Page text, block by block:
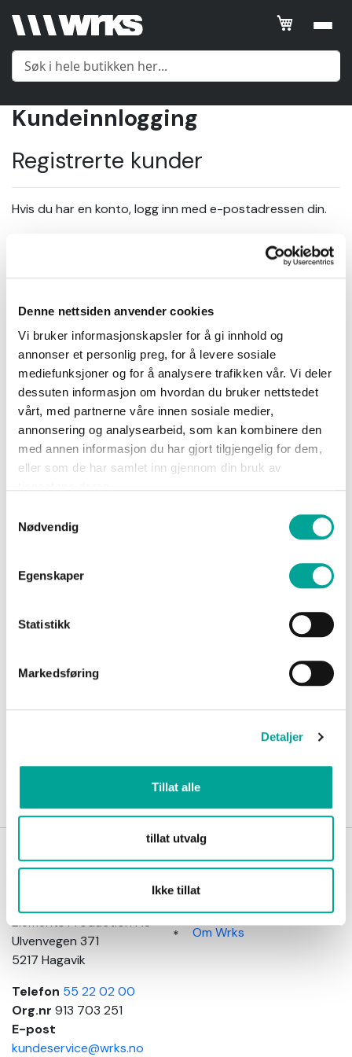
Denne nettsiden anvender cookies
Vi bruker informasjonskapsler for å gi innhold og
annonser et personlig preg, for å levere sosiale
mediefunksjoner og for å analysere trafikken vår. Vi deler
dessuten informasjon om hvordan du bruker nettstedet
vårt, med partnerne våre innen sosiale medier,
annonsering og analysearbeid, som kan kombinere den
med annen informasjon du har gjort tilgjengelig for dem,
eller som de har samlet inn gjennom din bruk av
Nødvendig
Egenskaper
Statistikk
Markedsføring
Detaljer
Tillat alle
tillat utvalg
Ikke tillat
Undertøy
Sko
Om
Wrks
inn
konto
Kundeinnlogging
Registrerte kunder
Hvis du har en konto, logg inn med e-postadressen din.
Passord
Show Password
Nye kunder
Opprettelse av konto har mange fordeler: Raskere
Wrks
arbeidsklær
Elements Production AS
Ulvenvegen 371
5217 Hagavik
Telefon 55 22 02 00
Org.nr 913 703 251
E-post
kundeservice@wrks.no
Kundeinformasjon
Salgsbetingelser
Kundeservice
Om Wrks